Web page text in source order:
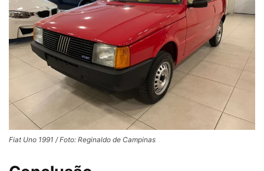
Fiat Uno 1991 / Foto: Reginaldo de Campinas